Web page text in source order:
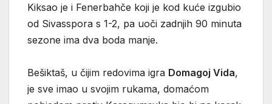
Kiksao je i Fenerbahče koji je kod kuće izgubio
od Sivasspora s 1-2, pa uoči zadnjih 90 minuta
sezone ima dva boda manje.
Bešiktaš, u čijim redovima igra Domagoj Vida,
je sve imao u svojim rukama, domaćom